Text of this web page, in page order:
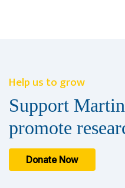
Help us to grow
Support
promote
Donate Now